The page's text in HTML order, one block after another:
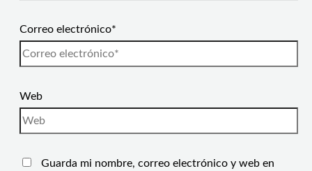
Correo electrónico*
Web
Guarda mi nombre, correo electrónico y web en